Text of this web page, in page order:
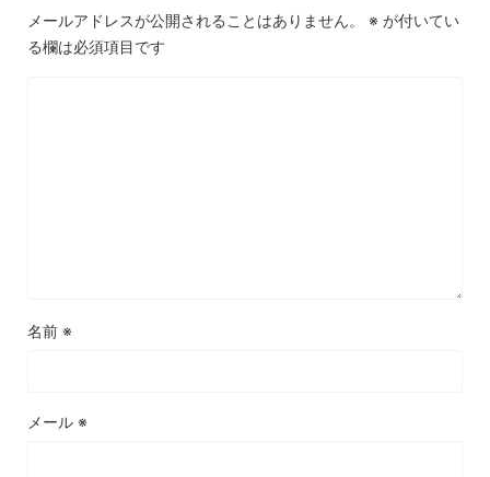
メールアドレスが公開されることはありません。 ※ が付いてい
る欄は必須項目です
名前 ※
メール ※